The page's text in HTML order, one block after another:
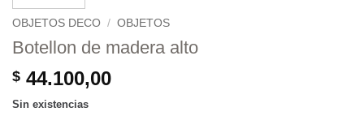
OBJETOS DECO / OBJETOS
Botellon de madera alto
$ 44.100,00
Sin existencias